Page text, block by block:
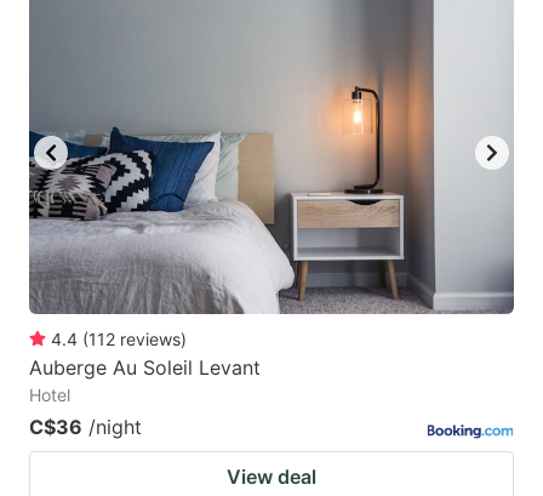
4.4 (112 reviews)
Auberge Au Soleil Levant
Hotel
C$36 /night
View deal